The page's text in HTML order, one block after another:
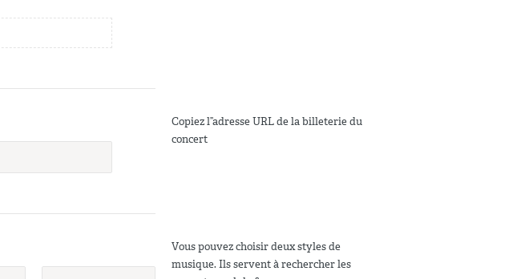
Copiez l”adresse URL de la billeterie du
concert
Vous pouvez choisir deux styles de
musique. Ils servent à rechercher les